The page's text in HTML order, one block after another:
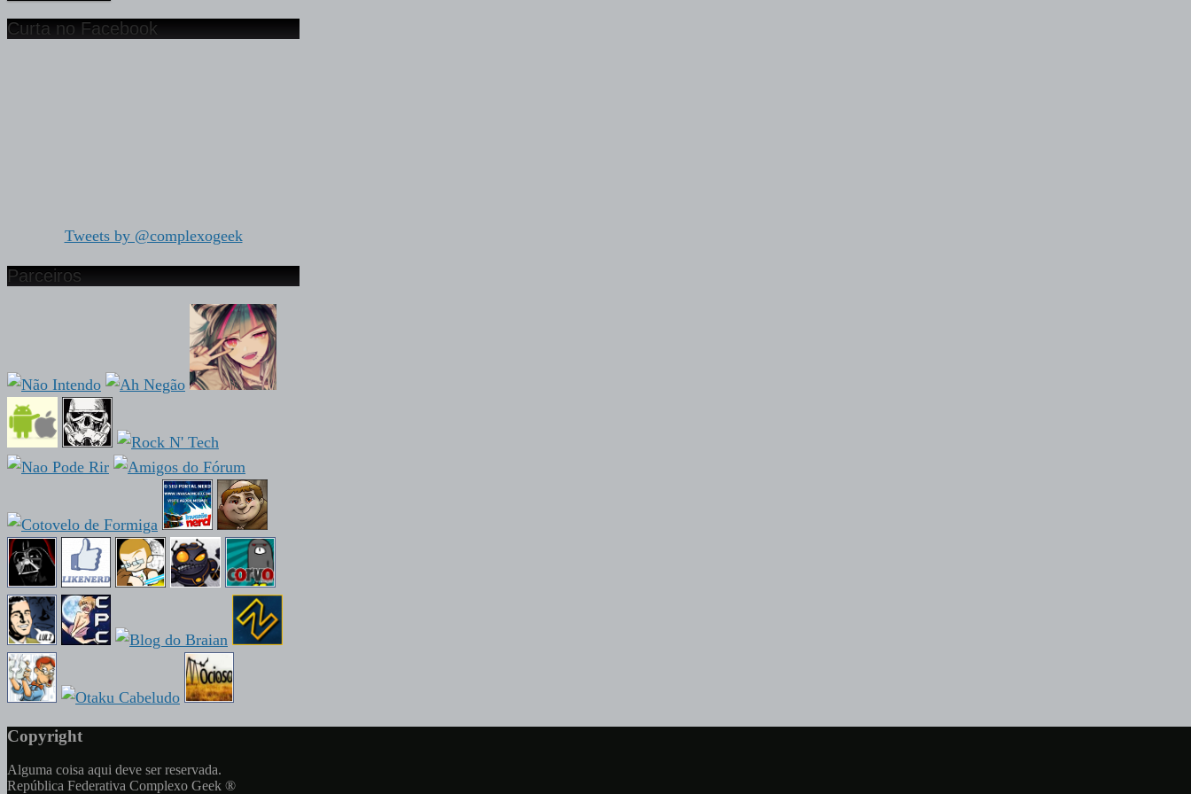
Curta no Facebook
Tweets by @complexogeek
Parceiros
Copyright
Alguma coisa aqui deve ser reservada.
República Federativa Complexo Geek ®